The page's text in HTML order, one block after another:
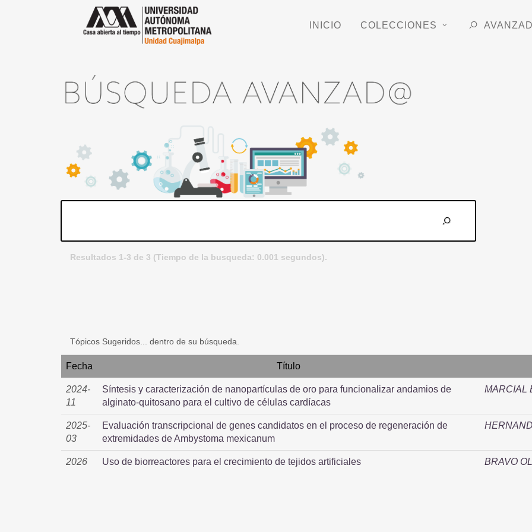
INICIO COLECCIONES
Resultados 1-3 de 3 (Tiempo de la busqueda: 0.001 segundos).
Tópicos Sugeridos... dentro de su búsqueda.
Fecha Título
2024-
11
Síntesis y caracterización de nanopartículas de oro para funcionalizar andamios de
alginato-quitosano para el cultivo de células cardíacas
MARCIAL
2025-
03
Evaluación transcripcional de genes candidatos en el proceso de regeneración de
extremidades de Ambystoma mexicanum
2026 Uso de biorreactores para el crecimiento de tejidos artificiales BRAVO